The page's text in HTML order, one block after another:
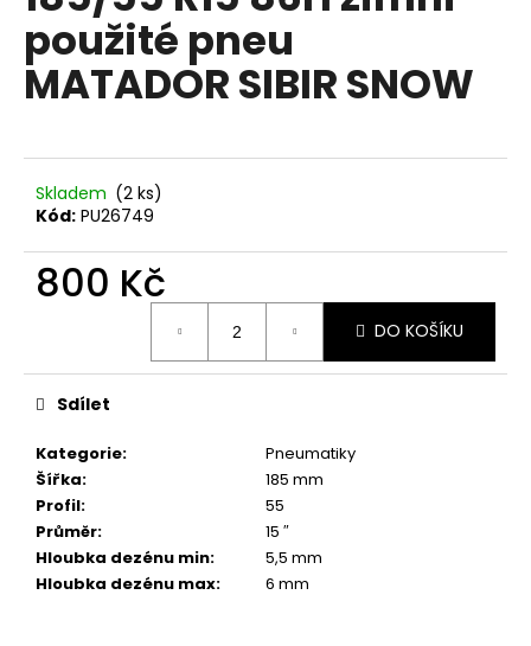
5
hvězdiček.
použité pneu
MATADOR SIBIR SNOW
Skladem (2 ks)
Kód: PU26749
800 Kč
DO KOŠÍKU
Kategorie:
Pneumatiky
Šířka:
185 mm
Profil:
55
Průměr:
15 ″
Hloubka dezénu min:
5,5 mm
Hloubka dezénu max: 6 mm
Sdílet
a
j
í
?
D
o
o
u
č
u